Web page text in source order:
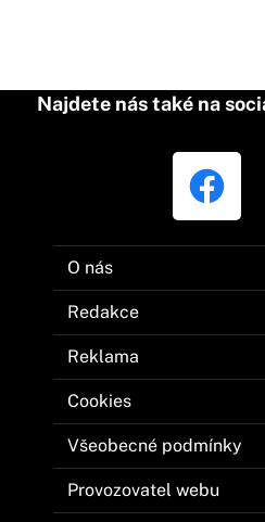
Najdete nás také na
O nás
Redakce
Reklama
Cookies
Všeobecné podmínky
Provozovatel webu